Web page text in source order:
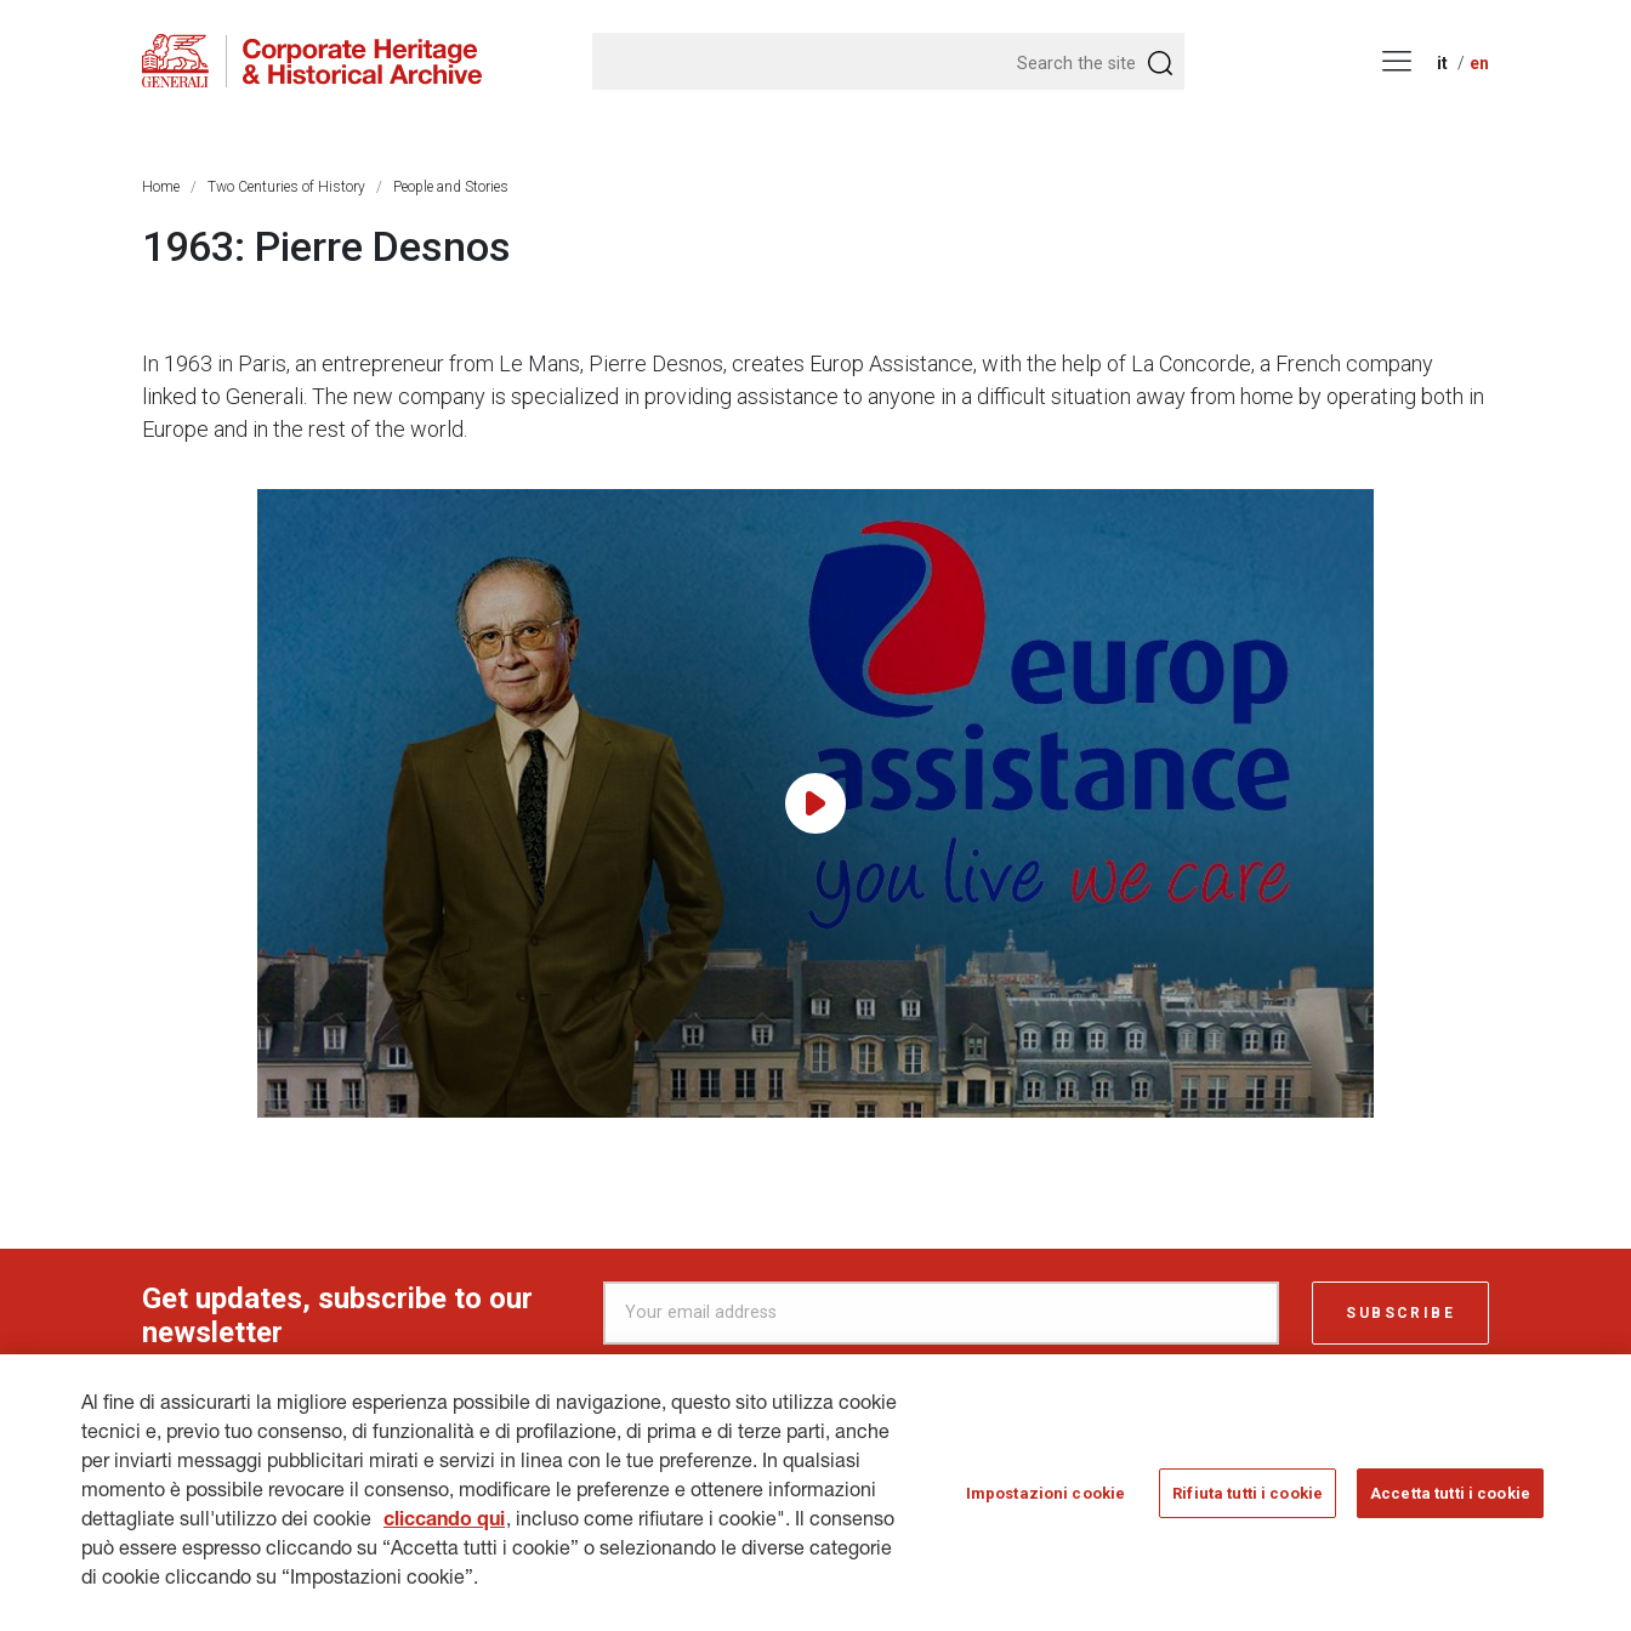
it en
Home Two Centuries of History People and Stories
1963: Pierre Desnos
In 1963 in Paris, an entrepreneur from Le Mans, Pierre Desnos, creates Europ Assistance, with the help of La Concorde, a French company
linked to Generali. The new company is specialized in providing assistance to anyone in a difficult situation away from home by operating both in
Europe and in the rest of the world.
Get updates, subscribe to our
newsletter
SUBSCRIBE
LEGAL INFORMATION COOKIES PRIVACY & GDPR GENERALI.COM
HERITAGE@GENERALI.COM
© ASSICURAZIONI GENERALI S.P.A. - VAT 01333550323
Al fine di assicurarti la migliore esperienza possibile di navigazione, questo sito utilizza cookie
tecnici e, previo tuo consenso, di funzionalità e di profilazione, di prima e di terze parti, anche
per inviarti messaggi pubblicitari mirati e servizi in linea con le tue preferenze. In qualsiasi
momento è possibile revocare il consenso, modificare le preferenze e ottenere informazioni
dettagliate sull'utilizzo dei cookie
cliccando qui, incluso come rifiutare i cookie". Il consenso
può essere espresso cliccando su “Accetta tutti i cookie” o selezionando le diverse categorie
di cookie cliccando su “Impostazioni cookie”.
Impostazioni cookie Rifiuta tutti i cookie Accetta tutti i cookie